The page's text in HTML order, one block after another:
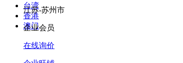
台湾
香港
澳门
江苏-苏州市
企业会员
在线询价